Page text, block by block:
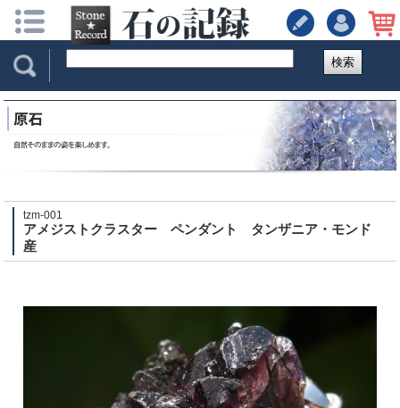
検索
tzm-001
アメジストクラスター ペンダント タンザニア・モンド
産